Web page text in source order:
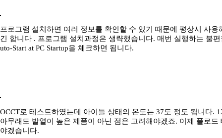
프로그램 설치하면 여러 정보를 확인할 수 있기 때문에 평상시 사용
긴 합니다 . 프로그램 설치과정은 생략했습니다. 매번 실행하는 불
uto-Start at PC Startup을 체크하면 됩니다.
OCCT로 테스트하였는데 아이들 상태의 온도는 37도 정도 됩니다.
아무래도 발열이 높은 제품이 아닌 점은 고려해야겠죠. 이제 풀로드
야겠습니다.